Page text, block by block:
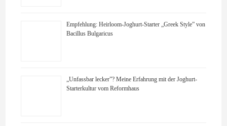
Empfehlung: Heirloom-Joghurt-Starter „Greek Style” von
Bacillus Bulgaricus
„Unfassbar lecker”? Meine Erfahrung mit der Joghurt-
Starterkultur vom Reformhaus